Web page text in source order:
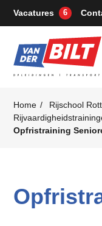
Vacatures 6
Home
Rijschool
Opfristraining